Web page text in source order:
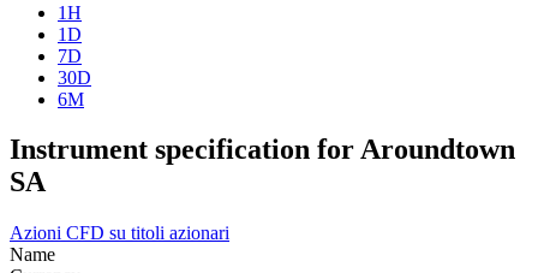
1H
1D
7D
30D
6M
Instrument specification for Aroundtown
SA
Azioni CFD su titoli azionari
Name